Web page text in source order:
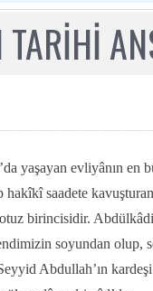
yaşayan evliyânın en
hakîkî saadete
birincisidir.
soyundan olup,
Abdullah’ın